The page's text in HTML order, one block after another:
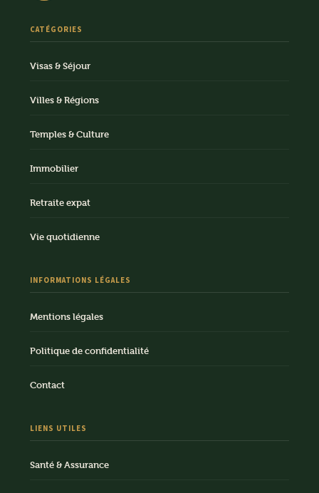
CATÉGORIES
Visas & Séjour
Villes & Régions
Temples & Culture
Immobilier
Retraite expat
Vie quotidienne
INFORMATIONS LÉGALES
Mentions légales
Politique de confidentialité
Contact
LIENS UTILES
Santé & Assurance